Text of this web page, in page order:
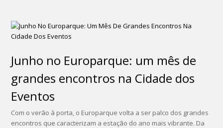
Junho no Europarque: um mês de
grandes encontros na Cidade dos
Eventos
Com o verão à porta, o Europarque volta a ser palco dos grandes
encontros que caracterizam a estação do ano mais vibrante. Da